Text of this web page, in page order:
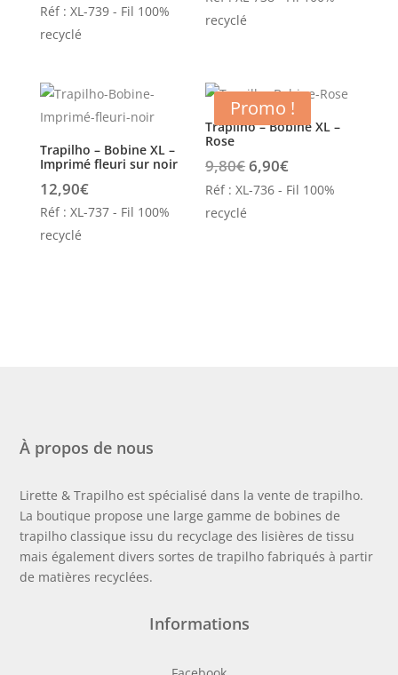
prix
prix
Réf : XL-739 - Fil 100%
recyclé
recyclé
Trapilho – Bobine XL –
Imprimé fleuri sur noir
12,90€
Réf : XL-737 - Fil 100%
recyclé
Promo !
Trapilho – Bobine XL –
Rose
9,80€Le
prix
6,90€Le
prix
Réf : XL-736 - Fil 100%
recyclé
À propos de nous
Lirette & Trapilho est spécialisé dans la vente de trapilho.
La boutique propose une large gamme de bobines de
trapilho classique issu du recyclage des lisières de tissu
mais également divers sortes de trapilho fabriqués à partir
de matières recyclées.
Informations